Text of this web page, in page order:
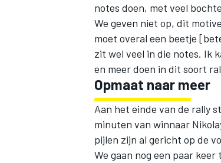
notes doen, met veel
We geven niet op, dit
moet overal een beetje
zit wel veel in die notes. Ik
en meer doen in dit soort
Opmaat naar meer
Aan het einde van de rally
minuten van winnaar
pijlen zijn al gericht op de
We gaan nog een paar